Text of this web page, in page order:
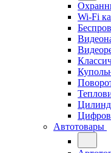
Wi-Fi
Автотовары